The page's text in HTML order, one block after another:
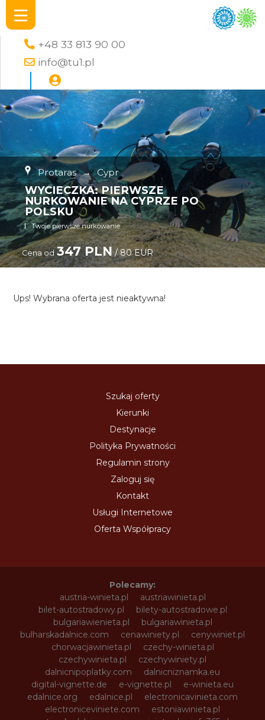
+48 33 813 90 00
info@tu1.pl
Protaras → Cypr
WYCIECZKA: PIERWSZE
NURKOWANIE NA CYPRZE PO
POLSKU
Twoje pierwsze nurkowanie
Cena od 347 PLN/ 80 EUR
Ups! Wybrana oferta jest nieaktywna!
Szukaj oferty
Kierunki
Destynacje
Polityka Prywatności
Regulamin strony
Zaloguj się
Kontakt
Usługi Internetowe
Oferta Współpracy
Polecamy:
austria-winieta.pl
austriawinieta.pl
bilet-autostradowy.pl
bilety-autostradowe.pl
bulgariawienieta.pl
bulgariawinieta.pl
bulharskadalnice.com
cenawiniety.pl
cenywiniet.pl
chorwacjawinieta.pl
czechy-winieta.pl
czechywinieta.pl
czechywiniety.pl
dalnicnipoplatky.com
dalnicniznamka.eu
digital-vignette.de
e-vignette.pl
e-winieta.eu
edalnice.org
edalnice.pl
electronicavinieta.com
electroniceviniete.com
estoniawinieta.pl